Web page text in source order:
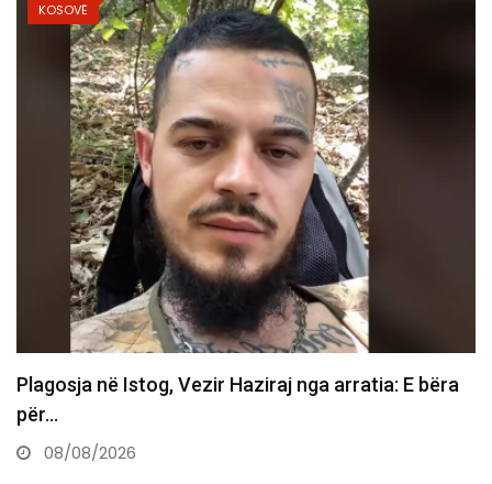
KOSOVË
Vdes ish-luftëtari i UÇK-së Avni Hoxha
08/08/2026